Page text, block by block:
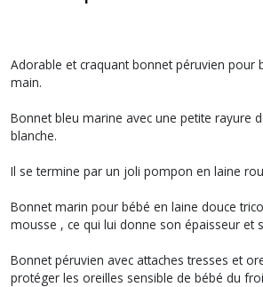
Adorable et craquant bonnet péruvien pour
main.
Bonnet bleu marine avec une petite rayure
blanche.
Il se termine par un joli pompon en laine
Bonnet marin pour bébé en laine douce
mousse , ce qui lui donne son épaisseur et
Bonnet péruvien avec attaches tresses et
protéger les oreilles sensible de bébé du